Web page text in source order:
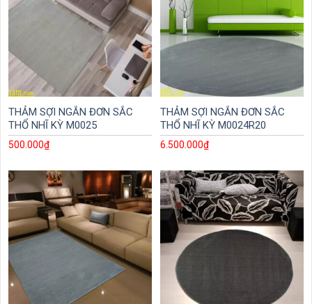
THẢM SỢI NGẮN ĐƠN SẮC
THỔ NHĨ KỲ M0025
500.000₫
THẢM SỢI NGẮN ĐƠN SẮC
THỔ NHĨ KỲ M0024R20
6.500.000₫